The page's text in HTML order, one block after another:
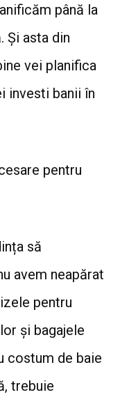
până la
Și asta din
vei planifica
investi banii în
pentru
să
avem neapărat
pentru
și bagajele
costum de baie
trebuie